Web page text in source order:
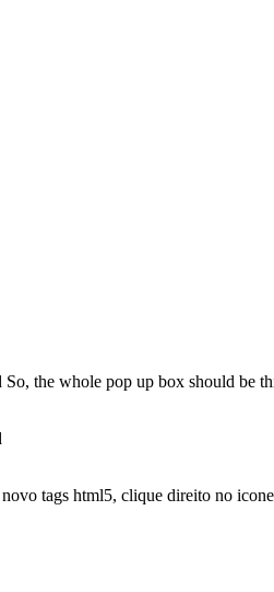
the whole pop up box should be
tags html5, clique direito no